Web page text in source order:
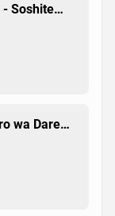
Soshite
wa Dare